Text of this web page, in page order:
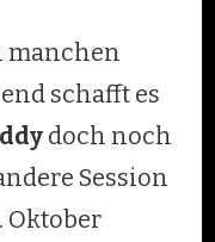
manchen
schafft es
doch noch
Session
Oktober